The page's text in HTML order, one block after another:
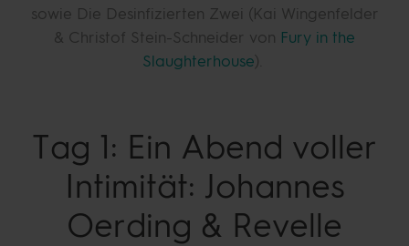
sowie Die Desinfizierten Zwei (Kai Wingenfelder
& Christof Stein-Schneider von Fury in the
Slaughterhouse).
Tag 1: Ein Abend voller
Intimität: Johannes
Oerding & Revelle